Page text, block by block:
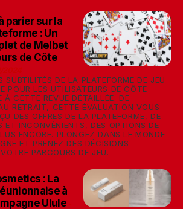
parier sur la
: Un
de Melbet
de Côte
SUBTILITÉS DE LA PLATEFORME DE JEU
POUR LES UTILISATEURS DE CÔTE
À CETTE REVUE DÉTAILLÉE. DE
RETRAIT, CETTE ÉVALUATION VOUS
DES OFFRES DE LA PLATEFORME, DE
ET INCONVÉNIENTS, DES OPTIONS DE
ENCORE. PLONGEZ DANS LE MONDE
ET PRENEZ DES DÉCISIONS
PARCOURS DE JEU.
: La
à
Ulule